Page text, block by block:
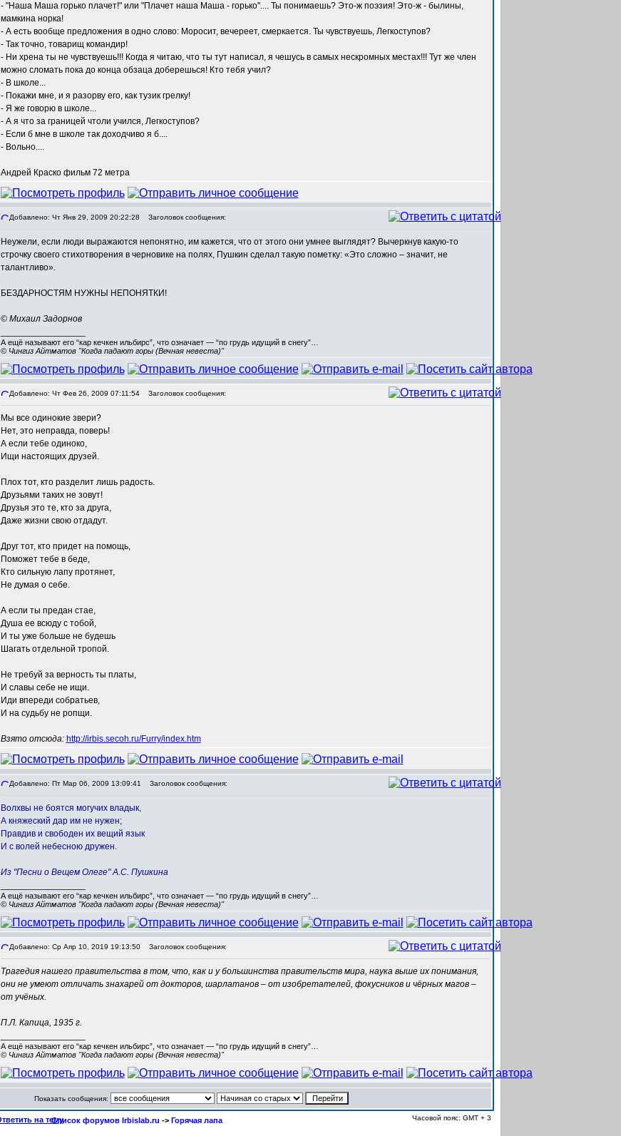
- "Наша Маша горько плачет!" или "Плачет наша Маша - горько".... Ты понимаешь? Это-ж поэзия! Это-ж - былины,
мамкина норка!
- А есть вообще предложения в одно слово: Моросит, вечереет, смеркается. Ты чувствуешь, Легкоступов?
- Так точно, товарищ командир!
- Ни хрена ты не чувствуешь!!! Когда я читаю, что ты тут написал, я чешусь в самых нескромных местах!!! Тут же член
можно сломать пока до конца обзаца доберешься! Кто тебя учил?
- В школе...
- Покажи мне, и я разорву его, как тузик грелку!
- Я же говорю в школе...
- А я что за границей чтоли учился, Легкоступов?
- Если б мне в школе так доходчиво я б....
- Вольно....
Андрей Краско фильм 72 метра
Добавлено: Чт Янв 29, 2009 20:22:28 Заголовок сообщения:
Неужели, если люди выражаются непонятно, им кажется, что от этого они умнее выглядят? Вычеркнув какую-то
строчку своего стихотворения в черновике на полях, Пушкин сделал такую пометку: «Это сложно – значит, не
талантливо».
БЕЗДАРНОСТЯМ НУЖНЫ НЕПОНЯТКИ!
© Михаил Задорнов
А ещё называют его “кар кечкен ильбирс”, что означает — “по грудь идущий в снегу”…
© Чингиз Айтматов "Когда падают горы (Вечная невеста)"
Добавлено: Чт Фев 26, 2009 07:11:54 Заголовок сообщения:
Мы все одинокие звери?
Нет, это неправда, поверь!
А если тебе одиноко,
Ищи настоящих друзей.
Плох тот, кто разделит лишь радость.
Друзьями таких не зовут!
Друзья это те, кто за друга,
Даже жизни свою отдадут.
Друг тот, кто придет на помощь,
Поможет тебе в беде,
Кто сильную лапу протянет,
Не думая о себе.
А если ты предан стае,
Душа ее всюду с тобой,
И ты уже больше не будешь
Шагать отдельной тропой.
Не требуй за верность ты платы,
И славы себе не ищи.
Иди впереди собратьев,
И на судьбу не ропщи.
Взято отсюда: http://irbis.secoh.ru/Furry/index.htm
Добавлено: Пт Мар 06, 2009 13:09:41 Заголовок сообщения:
Волхвы не боятся могучих владык,
А княжеский дар им не нужен;
Правдив и свободен их вещий язык
И с волей небесною дружен.
Из "Песни о Вещем Олеге" А.С. Пушкина
А ещё называют его “кар кечкен ильбирс”, что означает — “по грудь идущий в снегу”…
© Чингиз Айтматов "Когда падают горы (Вечная невеста)"
Добавлено: Ср Апр 10, 2019 19:13:50 Заголовок сообщения:
Трагедия нашего правительства в том, что, как и у большинства правительств мира, наука выше их понимания,
они не умеют отличать знахарей от докторов, шарлатанов – от изобретателей, фокусников и чёрных магов –
от учёных.
П.Л. Капица, 1935 г.
А ещё называют его “кар кечкен ильбирс”, что означает — “по грудь идущий в снегу”…
© Чингиз Айтматов "Когда падают горы (Вечная невеста)"
Показать сообщения:
Список форумов Irbislab.ru -> Горячая лапа Часовой пояс: GMT + 3